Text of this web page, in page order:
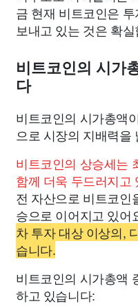
금 현재 비트코인은
보내고 있는 것은 확
비트코인의 시가
다
비트코인의 시가총액
으로 시장의 지배력을
비트코인의 상승세는
함께 더욱 두드러지고
전 자산으로 비트코인
승으로 이어지고 있어
차 투자 대상 이상의,
습니다.
비트코인의 시가총액
하고 있습니다: